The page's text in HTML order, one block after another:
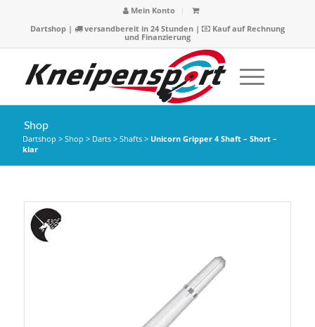
Mein Konto
Dartshop| versandbereit in 24 Stunden |
Kauf auf Rechnung
und Finanzierung
Shop
Dartshop > Shop > Darts> Shafts> Unicorn Gripper 4 Shaft – Short –
klar